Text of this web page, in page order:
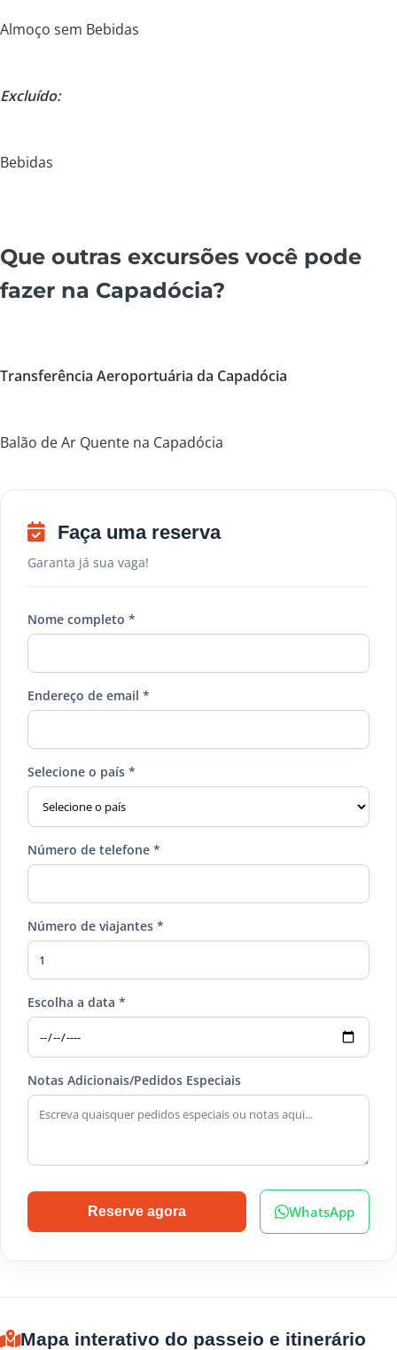
Almoço sem Bebidas
Excluído:
Bebidas
Que outras excursões você pode
fazer na Capadócia?
Transferência Aeroportuária da Capadócia
Balão de Ar Quente na Capadócia
Faça uma reserva
Garanta já sua vaga!
Nome completo *
Endereço de email *
Selecione o país *
Número de telefone *
Número de viajantes *
Escolha a data *
Notas Adicionais/Pedidos Especiais
Reserve agora WhatsApp
Mapa interativo do passeio e itinerário